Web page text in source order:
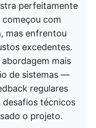
perfeitamente
com
mas enfrentou
excedentes.
mais
de sistemas —
regulares
técnicos
o projeto.